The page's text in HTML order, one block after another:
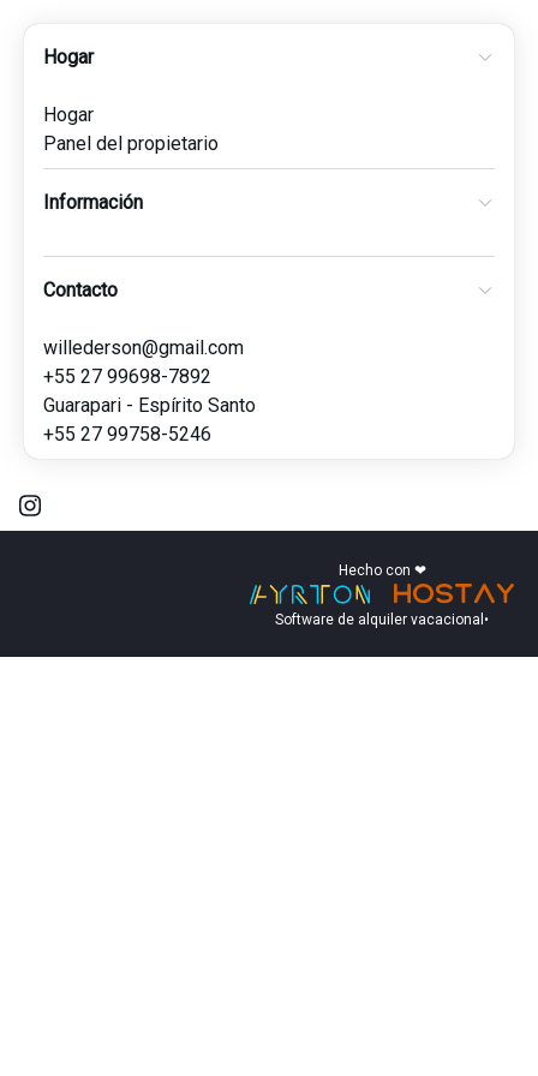
Hogar
Hogar
Panel del propietario
Información
Contacto
willederson@gmail.com
+55 27 99698-7892
Guarapari - Espírito Santo
+55 27 99758-5246
Hecho con ❤
Software de alquiler vacacional •